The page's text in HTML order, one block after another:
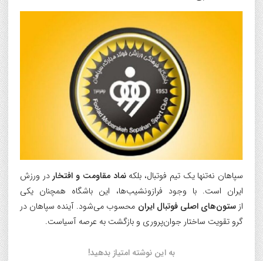
سپاهان نه‌تنها یک تیم فوتبال، بلکهنماد مقاومت و افتخاردر ورزش
ایران است. با وجود فرازونشیب‌ها، این باشگاه همچنان یکی
ازستون‌های اصلی فوتبال ایران محسوب می‌شود. آینده سپاهان در
گرو تقویت ساختار جوان‌پروری و بازگشت به عرصه آسیاست.
به این نوشته امتیاز بدهید!